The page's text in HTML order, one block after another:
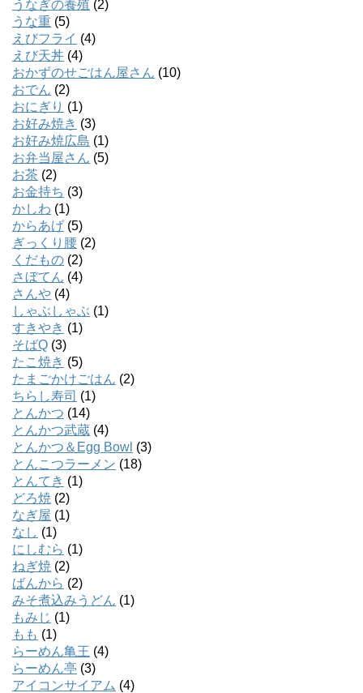
うなぎの養殖 (2)
うな重 (5)
えびフライ (4)
えび天丼 (4)
おかずのせごはん屋さん (10)
おでん (2)
おにぎり (1)
お好み焼き (3)
お好み焼広島 (1)
お弁当屋さん (5)
お茶 (2)
お金持ち (3)
かしわ (1)
からあげ (5)
ぎっくり腰 (2)
くだもの (2)
さぼてん (4)
さんや (4)
しゃぶしゃぶ (1)
すきやき (1)
そばQ (3)
たこ焼き (5)
たまごかけごはん (2)
ちらし寿司 (1)
とんかつ (14)
とんかつ武蔵 (4)
とんかつ＆Egg Bowl (3)
とんこつラーメン (18)
とんてき (1)
どろ焼 (2)
なぎ屋 (1)
なし (1)
にしむら (1)
ねぎ焼 (2)
ばんから (2)
みそ煮込みうどん (1)
もみじ (1)
もも (1)
らーめん亀王 (4)
らーめん亭 (3)
アイコンサイアム (4)